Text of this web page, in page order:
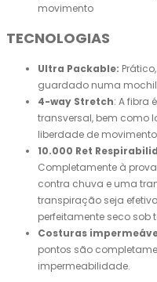
movimento
TECNOLOGIAS
Ultra Packable:
guardado numa
4-way Stretch: A fibra
transversal, bem como
liberdade de
10.000 Ret
Completamente à
contra chuva e uma
transpiração seja
perfeitamente seco
Costuras
pontos são
impermeabilidade.